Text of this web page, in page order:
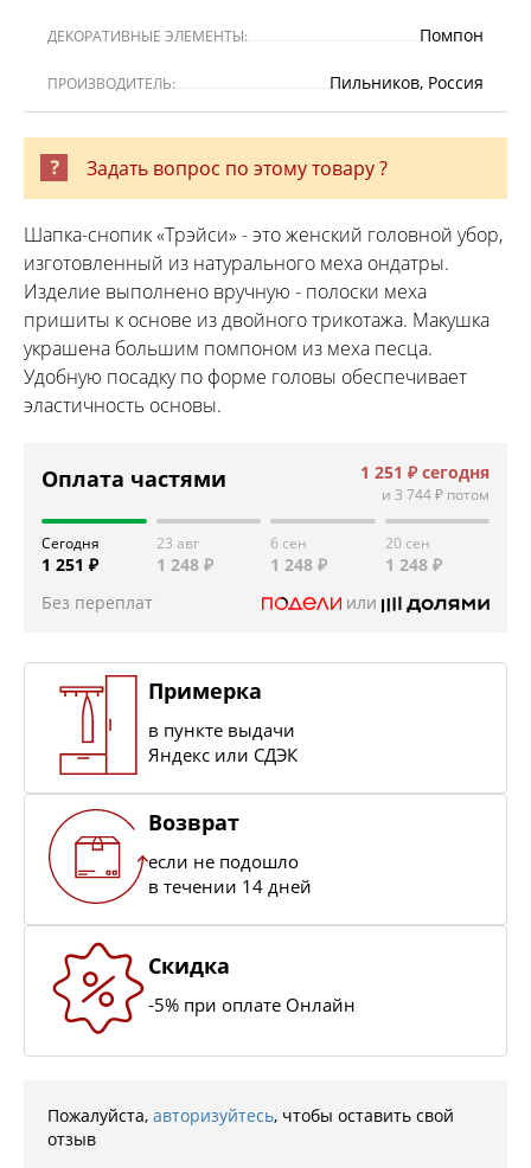
ДЕКОРАТИВНЫЕ ЭЛЕМЕНТЫ: Помпон
ПРОИЗВОДИТЕЛЬ: Пильников, Россия
Задать вопрос по этому товару ?
Шапка-снопик «Трэйси» - это женский головной убор,
изготовленный из натурального меха ондатры.
Изделие выполнено вручную - полоски меха
пришиты к основе из двойного трикотажа. Макушка
украшена большим помпоном из меха песца.
Удобную посадку по форме головы обеспечивает
эластичность основы.
Оплата частями 1 251 ₽ сегодня
и 3 744 ₽ потом
Сегодня
1 251 ₽
23 авг
1 248 ₽
6 сен
1 248 ₽
20 сен
1 248 ₽
Без переплат
или
Примерка
в пункте выдачи
Яндекс или СДЭК
Возврат
если не подошло
в течении 14 дней
Скидка
-5% при оплате Онлайн
Пожалуйста, авторизуйтесь, чтобы оставить свой
отзыв